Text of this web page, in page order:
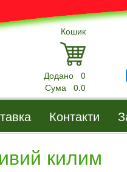
Кошик
Додано 0
Сума 0.0
Контакти
килим